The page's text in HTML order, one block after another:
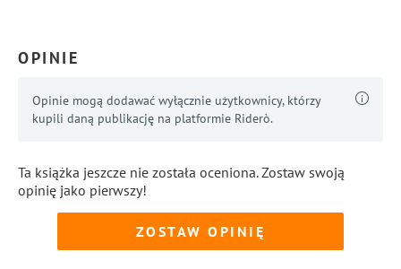
OPINIE
Opinie mogą dodawać wyłącznie użytkownicy, którzy
kupili daną publikację na platformie Riderò.
Ta książka jeszcze nie została oceniona. Zostaw swoją
opinię jako pierwszy!
ZOSTAW OPINIĘ